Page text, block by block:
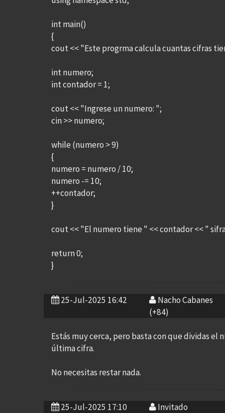
int main()
{
cout << "Este progrma calcula cuantas cifras
int numero;
int contador = 1;
cout << "Ingrese un numero: ";
cin >> numero;
while (numero > 9)
{
numero = numero / 10;
numero -= 10;
++contador;
}
cout << "El numero tiene " << contador << "
return 0;
}
25-Jul-2025 16:42
Nacho Cabanes
(+84)
Estás muy cerca, pero basta con que dividas el
última cifra.
No necesitas restar nada.
25-Jul-2025 17:10
Invitado